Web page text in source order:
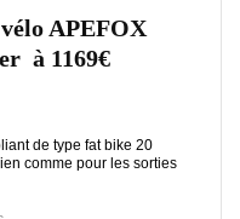
APEFOX
à 1169€
de type fat bike 20
comme pour les sorties